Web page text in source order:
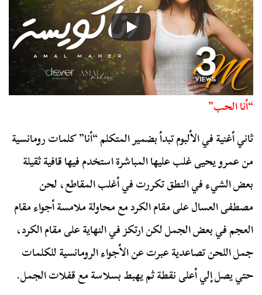
“أنا الحب”
ثاني أغنية في الألبوم تبدأ بضمير المتكلم “أنا” كلمات رومانسية
من عمرو يحيى غلب عليها المباشرة استخدم فيها قافية ثقيلة
بعض الشيء في النطق تكررت في أغلب المقاطع، لحن
مصطفى العسال على مقام الكرد مع محاولة ملامسة أجواء مقام
العجم في بعض الجمل لكن ارتكز في النهاية على مقام الكرد،
جمل اللحن تصاعدية عبرت عن الأجواء الرومانسية للكلمات
حتي يصل إلي أعلى نقطة ثم يهبط بسلاسة مع قفلات الجمل.